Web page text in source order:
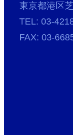
東京都港区
TEL: 03-
FAX: 03-